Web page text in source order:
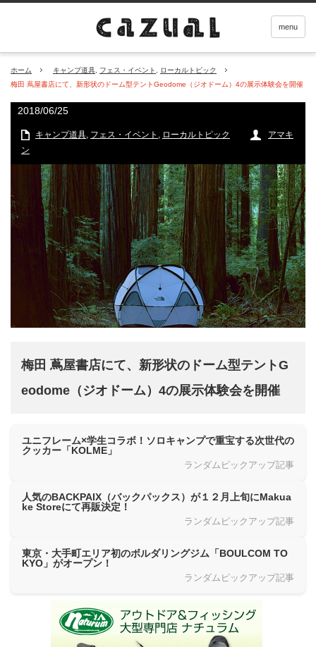
menu
ホーム キャンプ道具 フェス・イベント
ローカルトピック
梅田 蔦屋書店にて、新形状のドーム型テントGeodome（ジオドーム）4の展示体験会を開催
2018/06/25
キャンプ道具, フェス・イベント , ローカルトピック
アマキ
ン
梅田 蔦屋書店にて、新形状のドーム型テントG
eodome（ジオドーム）4の展示体験会を開催
ユニフレーム×学生コラボ！ソロキャンプで重宝する次世代の
クッカー「KOLME」
ランダムピックアップ記事
人気のBACKPAIX（バックパックス）が１２月上旬にMakua
ke Storeにて再販決定！
ランダムピックアップ記事
東京・大手町エリア初のボルダリングジム「BOULCOM TO
KYO」がオープン！
ランダムピックアップ記事